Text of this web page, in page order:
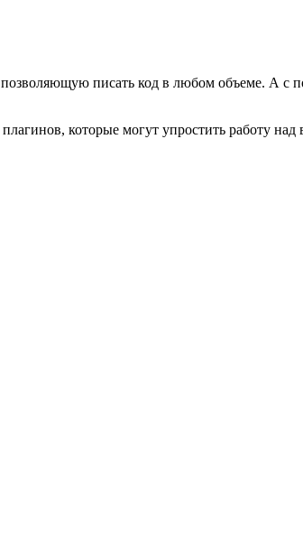
писать код в любом объеме. А с
которые могут упростить работу